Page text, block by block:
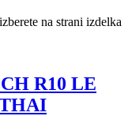
na strani izdelka
R10 LE